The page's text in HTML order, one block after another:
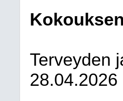
Terveyden
28.04.2026